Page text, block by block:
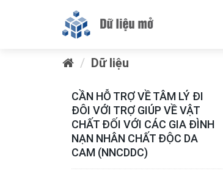
Dữ liệu
CẦN HỖ TRỢ VỀ TÂM LÝ ĐI
ĐÔI VỚI TRỢ GIÚP VỀ VẬT
CHẤT ĐỐI VỚI CÁC GIA ĐÌNH
NẠN NHÂN CHẤT ĐỘC DA
CAM (NNCDDC)